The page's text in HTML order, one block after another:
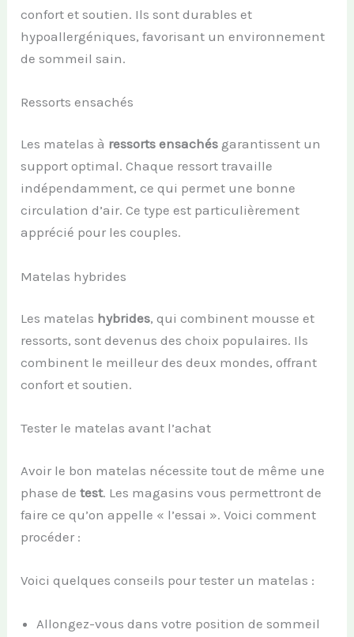
confort et soutien. Ils sont durables et
hypoallergéniques, favorisant un environnement
de sommeil sain.
Ressorts ensachés
Les matelas à ressorts ensachés garantissent un
support optimal. Chaque ressort travaille
indépendamment, ce qui permet une bonne
circulation d’air. Ce type est particulièrement
apprécié pour les couples.
Matelas hybrides
Les matelas hybrides, qui combinent mousse et
ressorts, sont devenus des choix populaires. Ils
combinent le meilleur des deux mondes, offrant
confort et soutien.
Tester le matelas avant l’achat
Avoir le bon matelas nécessite tout de même une
phase detest. Les magasins vous permettront de
faire ce qu’on appelle « l’essai ». Voici comment
procéder :
Voici quelques conseils pour tester un matelas :
Allongez-vous dans votre position de sommeil